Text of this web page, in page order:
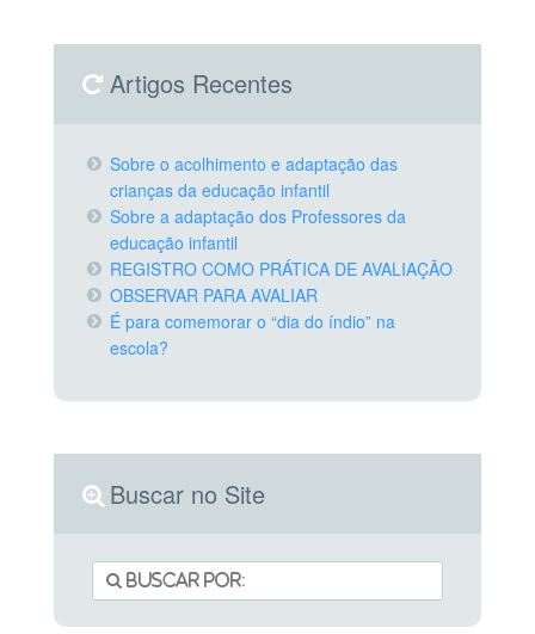
Artigos Recentes
Sobre o acolhimento e adaptação das
crianças da educação infantil
Sobre a adaptação dos Professores da
educação infantil
REGISTRO COMO PRÁTICA DE AVALIAÇÃO
OBSERVAR PARA AVALIAR
É para comemorar o “dia do índio” na
escola?
Buscar no Site